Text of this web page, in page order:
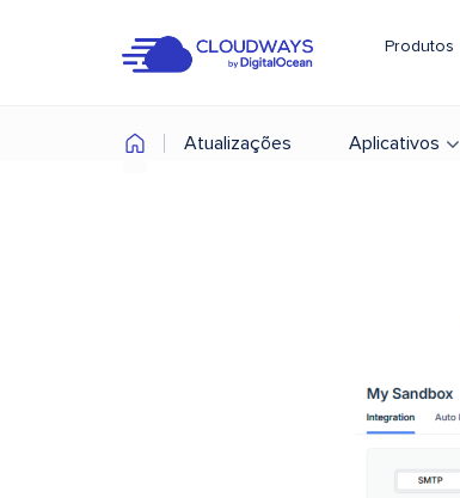
Produtos
Atualizações Aplicativos